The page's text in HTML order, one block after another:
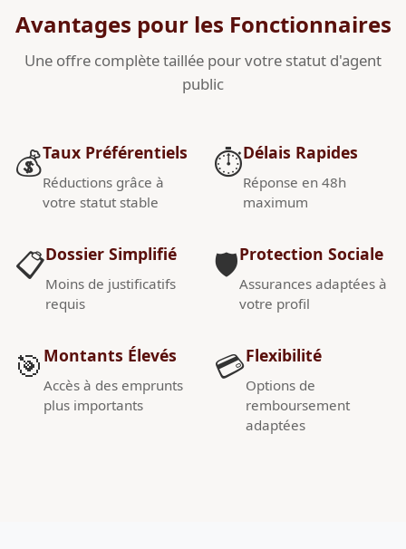
Avantages pour les Fonctionnaires
Une offre complète taillée pour votre statut d'agent
public
💰Taux Préférentiels
Réductions grâce à
votre statut stable
📋Dossier Simplifié
Moins de justificatifs
requis
🎯 Montants Élevés
Accès à des emprunts
plus importants
⏱️Délais Rapides
Réponse en 48h
maximum
🛡️Protection Sociale
Assurances adaptées à
votre profil
💳Flexibilité
Options de
remboursement
adaptées